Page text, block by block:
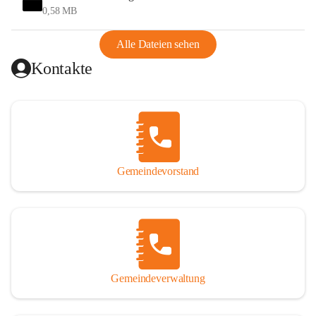
und Ungarn war. Dadurch war Wörterberg von Wörth
Aus diesem Grund war die Bevölkerung dazu gezwungen,
Schmuggel zu betreiben. Es kam oft zu nächtlichen
Überfällen und Schießereien. Erst mit dem Anschluss des
wirtschaftlich ging es bergauf. Dieser Aufschwung endete
1926. Es folgten Arbeitslosigkeit, Preissteigerung und
Unanbringlichkeit von Produkten. Daher wurde der
Anschluss an das Deutsche Reich begrüßt. Als der Zweite
Weltkrieg ausbrach, schwang die Stimmung um. Es starben
26 Männer an der Front, weitere 16 werden vermisst.
Von 1971 bis 1991 gehörte Wörterberg zur Gemeinde
Ollersdorf. Durch den Einsatz von mehreren Ortsansässigen
wurde Wörterberg 1991 wieder eine eigenständige
0,58 MB
Alle Dateien sehen
Kontakte
Gemeindevorstand
Gemeindeverwaltung